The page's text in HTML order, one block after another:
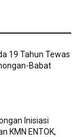
19 Tahun Tewas
Babat
Inisiasi
KMN ENTOK,